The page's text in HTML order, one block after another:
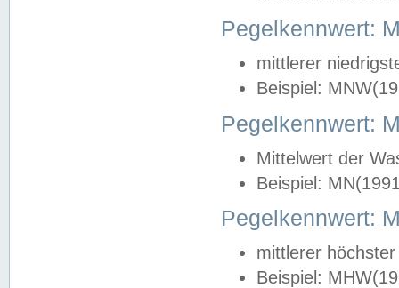
Pegelkennwert:
mittlerer
Beispiel:
Pegelkennwert:
Mittelwert der
Beispiel:
Pegelkennwert:
mittlerer
Beispiel: